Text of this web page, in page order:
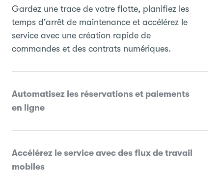
Gardez une trace de votre flotte, planifiez les
temps d'arrêt de maintenance et accélérez le
service avec une création rapide de
commandes et des contrats numériques.
Automatisez les réservations et paiements
en ligne
Accélérez le service avec des flux de travail
mobiles